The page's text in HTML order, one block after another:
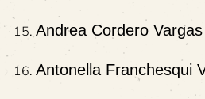
Andrea Cordero Vargas
Antonella Franchesqui